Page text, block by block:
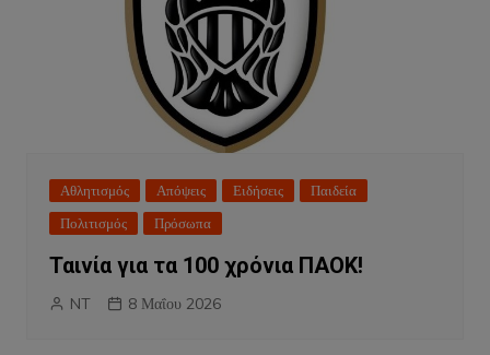
Αθλητισμός Απόψεις Ειδήσεις
Παιδεία
Πολιτισμός
Πρόσωπα
Ταινία για τα 100 χρόνια ΠΑΟΚ!
NT 8 Μαΐου 2026